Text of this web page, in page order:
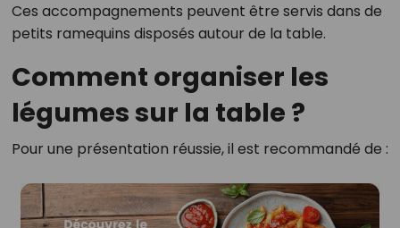
Ces accompagnements peuvent être servis dans de
petits ramequins disposés autour de la table.
Comment organiser les
légumes sur la table ?
Pour une présentation réussie, il est recommandé de :